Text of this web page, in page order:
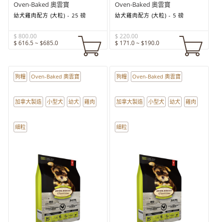
Oven-Baked 奧雲寶
幼犬雞肉配方 (大粒) - 25 磅
$ 800.00
$ 616.5 ~ $685.0
Oven-Baked 奧雲寶
幼犬雞肉配方 (大粒) - 5 磅
$ 220.00
$ 171.0 ~ $190.0
狗糧 Oven-Baked 奧雲寶
加拿大製造 小型犬 幼犬 雞肉
細粒
狗糧 Oven-Baked 奧雲寶
加拿大製造 小型犬 幼犬 雞肉
細粒